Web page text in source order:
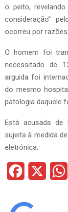
o peito,
consideração”
ocorreu por
O homem foi
necessitado de
arguida foi
do mesmo
patologia daquele
Está acusada de
sujeita à medida
eletrónica.
c